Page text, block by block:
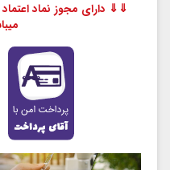
⇓⇓ دارای مجوز نماد